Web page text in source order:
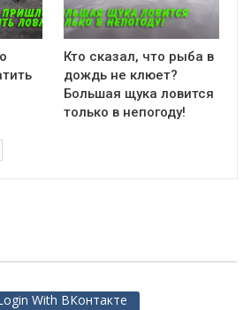
Кто сказал, что рыба в
дождь не клюет?
Большая щука ловится
только в непогоду!
With ВКонтакте